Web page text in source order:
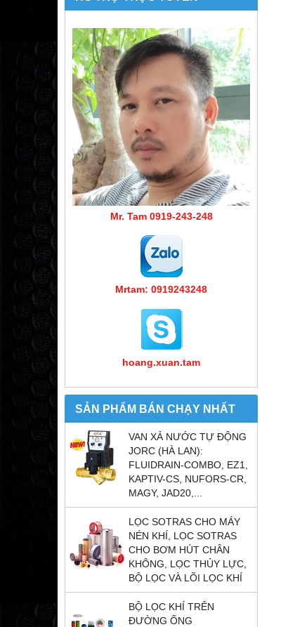
Mr. Tam 0919-243-248
Mrtam: 0919243248
hoang.xuan.tam
SẢN PHẨM BÁN CHẠY NHẤT
VAN XẢ NƯỚC TỰ ĐỘNG
JORC (HÀ LAN):
FLUIDRAIN-COMBO, EZ1,
KAPTIV-CS, NUFORS-CR,
MAGY, JAD20,...
LỌC SOTRAS CHO MÁY
NÉN KHÍ, LỌC SOTRAS
CHO BƠM HÚT CHÂN
KHÔNG, LỌC THỦY LỰC,
BỘ LỌC VÀ LÕI LỌC KHÍ
BỘ LỌC KHÍ TRÊN
ĐƯỜNG ỐNG